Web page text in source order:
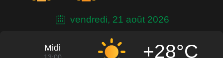
vendredi, 21 août 2026
Midi +28°C